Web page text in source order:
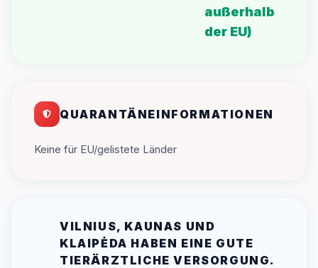
außerhalb
der EU)
QUARANTÄNEINFORMATIONEN
Keine für EU/gelistete Länder
VILNIUS, KAUNAS UND
KLAIPĖDA HABEN EINE GUTE
TIERÄRZTLICHE VERSORGUNG.